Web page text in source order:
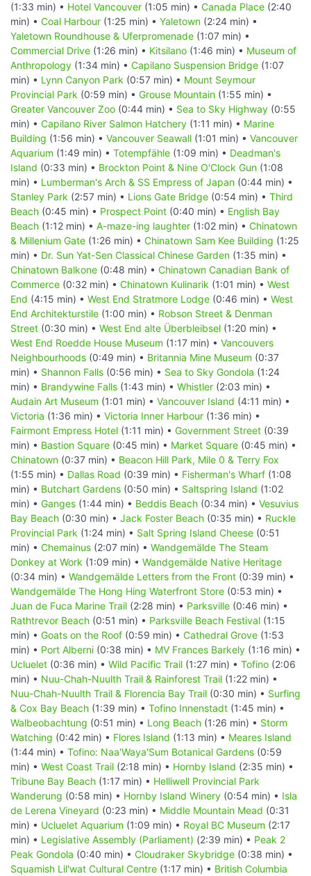
(1:33 min) • Hotel Vancouver (1:05 min) • Canada Place (2:40
min) • Coal Harbour (1:25 min) • Yaletown (2:24 min) •
Yaletown Roundhouse & Uferpromenade (1:07 min) •
Commercial Drive (1:26 min) • Kitsilano (1:46 min) • Museum of
Anthropology (1:34 min) • Capilano Suspension Bridge (1:07
min) • Lynn Canyon Park (0:57 min) • Mount Seymour
Provincial Park (0:59 min) • Grouse Mountain (1:55 min) •
Greater Vancouver Zoo (0:44 min) • Sea to Sky Highway (0:55
min) • Capilano River Salmon Hatchery (1:11 min) • Marine
Building (1:56 min) • Vancouver Seawall (1:01 min) • Vancouver
Aquarium (1:49 min) • Totempfähle (1:09 min) • Deadman's
Island (0:33 min) • Brockton Point & Nine O'Clock Gun (1:08
min) • Lumberman's Arch & SS Empress of Japan (0:44 min) •
Stanley Park (2:57 min) • Lions Gate Bridge (0:54 min) • Third
Beach (0:45 min) • Prospect Point (0:40 min) • English Bay
Beach (1:12 min) • A-maze-ing laughter (1:02 min) • Chinatown
& Millenium Gate (1:26 min) • Chinatown Sam Kee Building (1:25
min) • Dr. Sun Yat-Sen Classical Chinese Garden (1:35 min) •
Chinatown Balkone (0:48 min) • Chinatown Canadian Bank of
Commerce (0:32 min) • Chinatown Kulinarik (1:01 min) • West
End (4:15 min) • West End Stratmore Lodge (0:46 min) • West
End Architekturstile (1:00 min) • Robson Street & Denman
Street (0:30 min) • West End alte Überbleibsel (1:20 min) •
West End Roedde House Museum (1:17 min) • Vancouvers
Neighbourhoods (0:49 min) • Britannia Mine Museum (0:37
min) • Shannon Falls (0:56 min) • Sea to Sky Gondola (1:24
min) • Brandywine Falls (1:43 min) • Whistler (2:03 min) •
Audain Art Museum (1:01 min) • Vancouver Island (4:11 min) •
Victoria (1:36 min) • Victoria Inner Harbour (1:36 min) •
Fairmont Empress Hotel (1:11 min) • Government Street (0:39
min) • Bastion Square (0:45 min) • Market Square (0:45 min) •
Chinatown (0:37 min) • Beacon Hill Park, Mile 0 & Terry Fox
(1:55 min) • Dallas Road (0:39 min) • Fisherman's Wharf (1:08
min) • Butchart Gardens (0:50 min) • Saltspring Island (1:02
min) • Ganges (1:44 min) • Beddis Beach (0:34 min) • Vesuvius
Bay Beach (0:30 min) • Jack Foster Beach (0:35 min) • Ruckle
Provincial Park (1:24 min) • Salt Spring Island Cheese (0:51
min) • Chemainus (2:07 min) • Wandgemälde The Steam
Donkey at Work (1:09 min) • Wandgemälde Native Heritage
(0:34 min) • Wandgemälde Letters from the Front (0:39 min) •
Wandgemälde The Hong Hing Waterfront Store (0:53 min) •
Juan de Fuca Marine Trail (2:28 min) • Parksville (0:46 min) •
Rathtrevor Beach (0:51 min) • Parksville Beach Festival (1:15
min) • Goats on the Roof (0:59 min) • Cathedral Grove (1:53
min) • Port Alberni (0:38 min) • MV Frances Barkely (1:16 min) •
Ucluelet (0:36 min) • Wild Pacific Trail (1:27 min) • Tofino (2:06
min) • Nuu-Chah-Nuulth Trail & Rainforest Trail (1:22 min) •
Nuu-Chah-Nuulth Trail & Florencia Bay Trail (0:30 min) • Surfing
& Cox Bay Beach (1:39 min) • Tofino Innenstadt (1:45 min) •
Walbeobachtung (0:51 min) • Long Beach (1:26 min) • Storm
Watching (0:42 min) • Flores Island (1:13 min) • Meares Island
(1:44 min) • Tofino: Naa'Waya'Sum Botanical Gardens (0:59
min) • West Coast Trail (2:18 min) • Hornby Island (2:35 min) •
Tribune Bay Beach (1:17 min) • Helliwell Provincial Park
Wanderung (0:58 min) • Hornby Island Winery (0:54 min) • Isla
de Lerena Vineyard (0:23 min) • Middle Mountain Mead (0:31
min) • Ucluelet Aquarium (1:09 min) • Royal BC Museum (2:17
min) • Legislative Assembly (Parliament) (2:39 min) • Peak 2
Peak Gondola (0:40 min) • Cloudraker Skybridge (0:38 min) •
Squamish Lil'wat Cultural Centre (1:17 min) • British Columbia